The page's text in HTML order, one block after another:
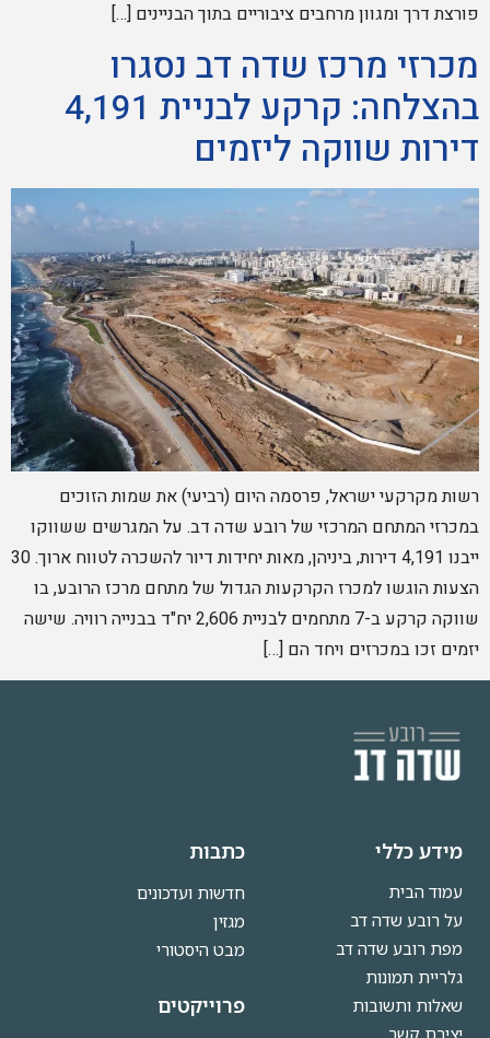
פורצת דרך ומגוון מרחבים ציבוריים בתוך הבניינים […]
מכרזי מרכז שדה דב נסגרו
בהצלחה: קרקע לבניית 4,191
דירות שווקה ליזמים
רשות מקרקעי ישראל, פרסמה היום (רביעי) את שמות הזוכים
במכרזי המתחם המרכזי של רובע שדה דב. על המגרשים ששווקו
ייבנו 4,191 דירות, ביניהן, מאות יחידות דיור להשכרה לטווח ארוך. 30
הצעות הוגשו למכרז הקרקעות הגדול של מתחם מרכז הרובע, בו
שווקה קרקע ב-7 מתחמים לבניית 2,606 יח"ד בבנייה רוויה. שישה
יזמים זכו במכרזים ויחד הם […]
מידע כללי
עמוד הבית
על רובע שדה דב
מפת רובע שדה דב
גלריית תמונות
שאלות ותשובות
כתבות
חדשות ועדכונים
מגזין
מבט היסטורי
פרוייקטים